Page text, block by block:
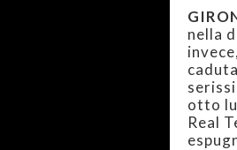
nella
otto
Real